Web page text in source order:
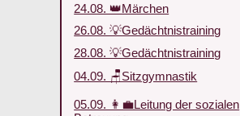
24.08. 👑Märchen
26.08. 💡Gedächtnistraining
28.08. 💡Gedächtnistraining
04.09. 🪑Sitzgymnastik
05.09. 👩‍💼Leitung der sozialen